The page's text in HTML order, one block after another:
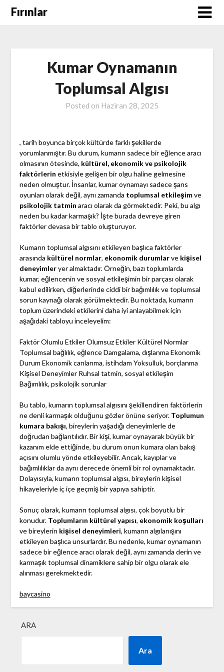
SkipFırınlar
Kumar Oynamanın
Toplumsal Algısı
Posted on Haziran 28, 2025
, tarih boyunca birçok kültürde farklı şekillerde
yorumlanmıştır. Bu durum, kumarın sadece bir eğlence aracı
olmasının ötesinde, kültürel, ekonomik ve psikolojik
faktörlerin etkisiyle gelişen bir olgu haline gelmesine
neden olmuştur. İnsanlar, kumar oynamayı sadece şans
oyunları olarak değil, aynı zamanda toplumsal etkileşimve
psikolojik tatmin aracı olarak da görmektedir. Peki, bu algı
neden bu kadar karmaşık? İşte burada devreye giren
faktörler devasa bir tablo oluşturuyor.
Kumarın toplumsal algısını etkileyen başlıca faktörler
arasında kültürel normlar, ekonomik durumlarve kişisel
deneyimleryer almaktadır. Örneğin, bazı toplumlarda
kumar, eğlencenin ve sosyal etkileşimin bir parçası olarak
kabul edilirken, diğerlerinde ciddi bir bağımlılık ve toplumsal
sorun kaynağı olarak görülmektedir. Bu noktada, kumarın
toplum üzerindeki etkilerini daha iyi anlayabilmek için
aşağıdaki tabloyu inceleyelim:
Faktör Olumlu Etkiler Olumsuz Etkiler Kültürel Normlar
Toplumsal bağlılık, eğlence Damgalama, dışlanma Ekonomik
Durum Ekonomik canlanma, istihdam Yoksulluk, borçlanma
Kişisel Deneyimler Ruhsal tatmin, sosyal etkileşim
Bağımlılık, psikolojik sorunlar
Bu tablo, kumarın toplumsal algısını şekillendiren faktörlerin
ne denli karmaşık olduğunu gözler önüne seriyor. Toplumun
kumara bakışı, bireylerin yaşadığı deneyimlerle de
doğrudan bağlantılıdır. Bir kişi, kumar oynayarak büyük bir
kazanım elde ettiğinde, bu durum onun kumara olan bakış
açısını olumlu yönde etkileyebilir. Ancak, kayıplar ve
bağımlılıklar da aynı derecede önemli bir rol oynamaktadır.
Dolayısıyla, kumarın toplumsal algısı, bireylerin kişisel
hikayeleriyle iç içe geçmiş bir yapıya sahiptir.
Sonuç olarak, kumarın toplumsal algısı, çok boyutlu bir
konudur. Toplumların kültürel yapısı, ekonomik koşulları
ve bireylerin kişisel deneyimleri, kumarın algılanışını
etkileyen başlıca unsurlardır. Bu nedenle, kumar oynamanın
sadece bir eğlence aracı olarak değil, aynı zamanda derin ve
karmaşık toplumsal dinamiklere sahip bir olgu olarak ele
alınması gerekmektedir.
baycasino
ARA
Ara